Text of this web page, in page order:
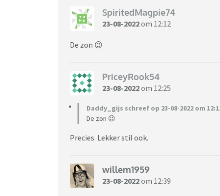
SpiritedMagpie74
23-08-2022om 12:12
De zon 😉
PriceyRook54
23-08-2022om 12:25
Daddy_gijs schreef op 23-08-2022 om
De zon 😉
Precies. Lekker stil ook.
willem1959
23-08-2022om 12:39